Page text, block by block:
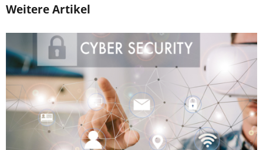
Weitere Artikel